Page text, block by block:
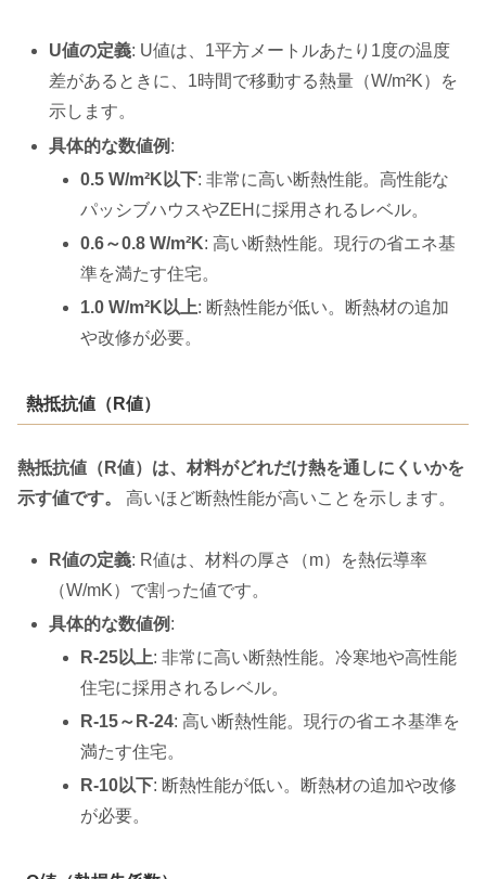
U値の定義: U値は、1平方メートルあたり1度の温度
差があるときに、1時間で移動する熱量（W/m²K）を
示します。
具体的な数値例 :
0.5 W/m²K以下: 非常に高い断熱性能。高性能な
パッシブハウスやZEHに採用されるレベル。
0.6～0.8 W/m²K: 高い断熱性能。現行の省エネ基
準を満たす住宅。
1.0 W/m²K以上: 断熱性能が低い。断熱材の追加
や改修が必要。
熱抵抗値（R値）
熱抵抗値（R値）は、材料がどれだけ熱を通しにくいかを
示す値です。
高いほど断熱性能が高いことを示します。
R値の定義: R値は、材料の厚さ（m）を熱伝導率
（W/mK）で割った値です。
具体的な数値例 :
R-25以上: 非常に高い断熱性能。冷寒地や高性能
住宅に採用されるレベル。
R-15～R-24: 高い断熱性能。現行の省エネ基準を
満たす住宅。
R-10以下: 断熱性能が低い。断熱材の追加や改修
が必要。